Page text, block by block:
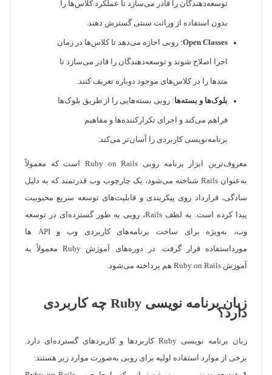
توسعه‌دهندگان را قادر می‌سازد تا عملکرد کلاس‌ها را
بدون استفاده از وراثت سنتی گسترش دهند.
Open Classes: روبی اجازه می‌دهد تا کلاس‌ها در زمان
اجرا اصلاح شوند و توسعه‌دهندگان را قادر می‌سازد تا
متدها را در کلاس‌های موجود دوباره تعریف کنند.
بلوک‌ها و بسته‌ها: روبی بسته‌هایی را از طریق بلوک‌ها
فراهم می‌کند و اجرای تکرارکننده‌ها و مفاهیم
برنامه‌نویسی کاربردی را آسان‌تر می‌کند.
معروف‌ترین ابزار برنامه روبی Ruby on Rails است که معمولاً
به‌عنوان Rails شناخته می‌شود، یک چارچوب وب قدرتمند که به دلیل
سادگی، قرارداد روی پیکربندی و قابلیت‌های توسعه سریع محبوبیت
پیدا کرده است. به لطف Rails، روبی به طور گسترده‌ای در توسعه
وب، به‌ویژه برای ساخت برنامه‌های کاربردی وب و API ها
مورداستفاده قرار گرفت. در دوره‌های آموزش Ruby معمولاً به
آموزش Ruby on Rails هم پرداخته می‌شود.
زبان برنامه نویسی Ruby چه کاربردی
دارد؟
زبان برنامه نویسی Ruby کاربردها و کاربردهای گسترده‌ای دارد.
برخی از موارد استفاده اولیه برای روبی به‌صورت موارد زیر هستند: